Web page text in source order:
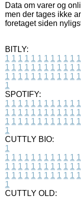
Data om varer og
men der tages ikke
foretaget siden
BITLY:
1 1 1 1 1 1 1 1 1 1 1 1
1 1 1 1 1 1 1 1 1 1 1 1
1 1 1 1 1 1 1 1 1 1 1 1
1
SPOTIFY:
1 1 1 1 1 1 1 1 1 1 1 1
1 1 1 1 1 1 1 1 1 1 1 1
1 1 1 1 1 1 1 1 1 1 1 1
1
CUTTLY BIO:
1
1 1 1 1 1 1 1 1 1 1 1 1
1 1 1 1 1 1 1 1 1 1 1 1
1 1 1 1 1 1 1 1 1 1 1 1
1
CUTTLY OLD: